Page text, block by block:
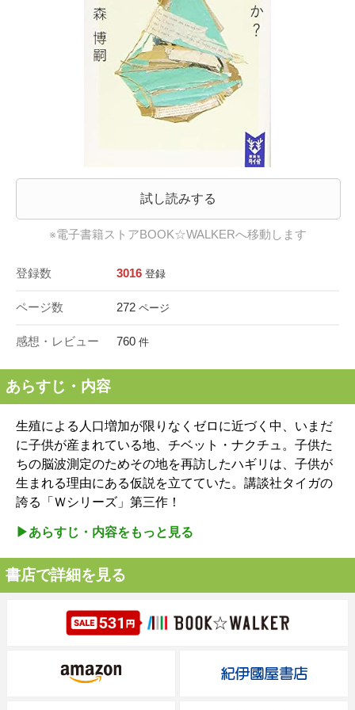
試し読みする
※電子書籍ストアBOOK☆WALKERへ移動します
登録数 3016 登録
ページ数 272 ページ
感想・レビュー 760 件
あらすじ・内容
生殖による人口増加が限りなくゼロに近づく中、いまだ
に子供が産まれている地、チベット・ナクチュ。子供た
ちの脳波測定のためその地を再訪したハギリは、子供が
生まれる理由にある仮説を立てていた。講談社タイガの
誇る「Ｗシリーズ」第三作！
▶︎あらすじ・内容をもっと見る
書店で詳細を見る